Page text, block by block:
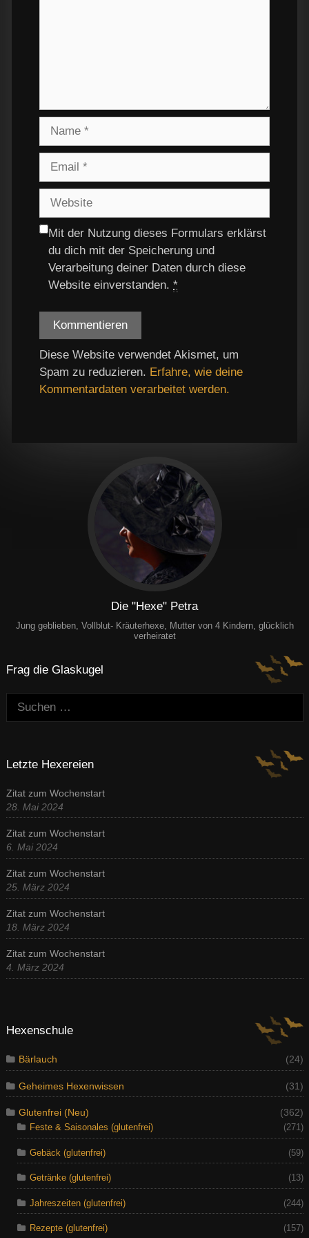
Mit der Nutzung dieses Formulars erklärst
du dich mit der Speicherung und
Verarbeitung deiner Daten durch diese
Website einverstanden. *
Diese Website verwendet Akismet, um
Spam zu reduzieren. Erfahre, wie deine
Kommentardaten verarbeitet werden.
Die "Hexe" Petra
Jung geblieben, Vollblut- Kräuterhexe, Mutter von 4 Kindern, glücklich
verheiratet
Frag die Glaskugel
Suchen:
Letzte Hexereien
Zitat zum Wochenstart
28. Mai 2024
Zitat zum Wochenstart
6. Mai 2024
Zitat zum Wochenstart
25. März 2024
Zitat zum Wochenstart
18. März 2024
Zitat zum Wochenstart
4. März 2024
Hexenschule
Bärlauch (24)
Geheimes Hexenwissen (31)
Glutenfrei (Neu)
(362)
Feste & Saisonales (glutenfrei)
(271)
Gebäck (glutenfrei) (59)
Getränke (glutenfrei) (13)
Jahreszeiten (glutenfrei) (244)
Rezepte (glutenfrei) (157)